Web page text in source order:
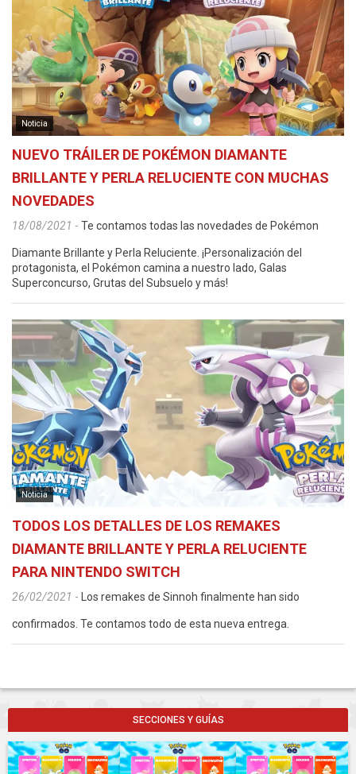
Noticia
NUEVO TRÁILER DE POKÉMON DIAMANTE
BRILLANTE Y PERLA RELUCIENTE CON MUCHAS
NOVEDADES
18/08/2021 - Te contamos todas las novedades de Pokémon
Diamante Brillante y Perla Reluciente. ¡Personalización del
protagonista, el Pokémon camina a nuestro lado, Galas
Superconcurso, Grutas del Subsuelo y más!
Noticia
TODOS LOS DETALLES DE LOS REMAKES
DIAMANTE BRILLANTE Y PERLA RELUCIENTE
PARA NINTENDO SWITCH
26/02/2021 - Los remakes de Sinnoh finalmente han sido
confirmados. Te contamos todo de esta nueva entrega.
SECCIONES Y GUÍAS